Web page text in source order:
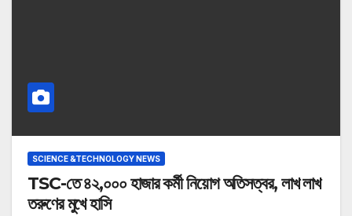
SCIENCE &TECHNOLOGY NEWS
TSC-তে ৪২,০০০ হাজার কর্মী নিয়োগ অতিসত্বর, লাখ লাখ
তরুণের মুখে হাসি